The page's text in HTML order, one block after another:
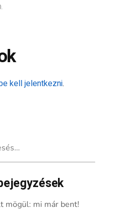
kell jelentkezni.
mögül: mi már bent!